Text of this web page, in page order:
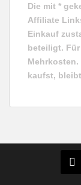
Die mit *
Affiliate
Einkauf
beteiligt.
kaufst,